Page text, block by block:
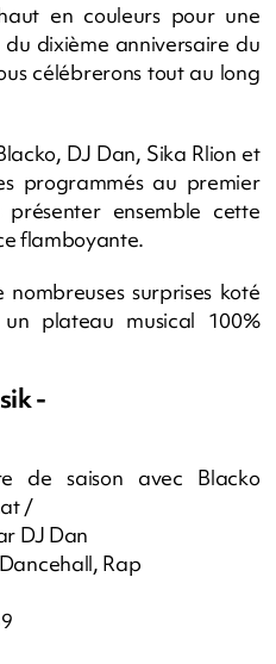
en couleurs pour une
dixième anniversaire du
célébrerons tout au long
DJ Dan, Sika Rlion et
programmés au premier
ensemble cette
flamboyante.
surprises koté
plateau musical 100%
-
de saison avec Blacko
/
DJ Dan
Rap